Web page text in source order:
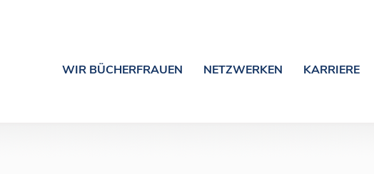
WIR BÜCHERFRAUEN NETZWERKEN KARRIERE